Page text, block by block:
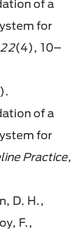
of a
for
(4), 10–
of a
for
Practice,
D. H.,
F.,